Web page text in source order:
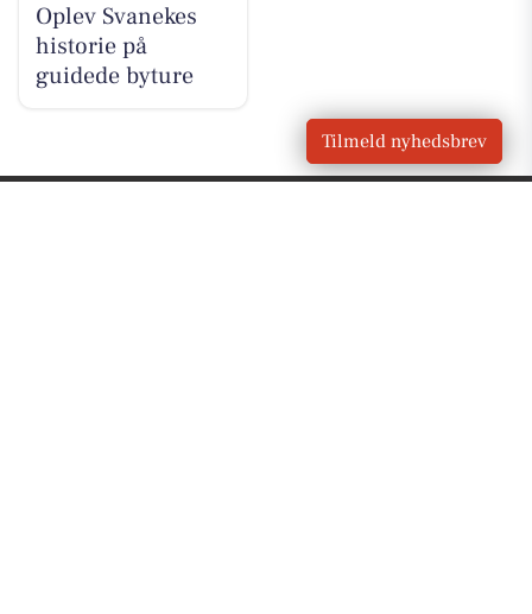
Oplev Svanekes
historie på
guidede byture
Tilmeld nyhedsbrev